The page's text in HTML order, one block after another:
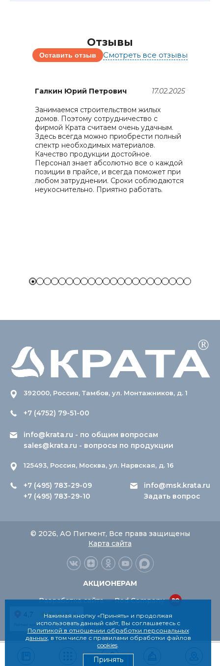
Отзывы
Оставить отзыв Смотреть все отзывы
Галкин Юрий Петрович 17.02.2025
Занимаемся строительством жилых
домов. Поэтому сотрудничество с
фирмой Крата считаем очень удачным.
Здесь всегда можно приобрести полный
спектр необходимых материалов.
Качество продукции достойное.
Персонал знает абсолютно все о каждой
позиции в прайсе, и всегда поможет при
любом затруднении. Сроки соблюдаются
неукоснительно. Приятно работать.
392000, Россия, Тамбов, ул. Монтажников, д. 1
+7 (4752) 79-51-00
info@krata.ru - по общим вопросам
sales@krata.ru - вопросы по продукции
125493, Россия, Москва, ул. Нарвская, д. 16
+7 (495) 783-29-09
+7 (495) 783-29-10
info@msk.krata.ru
Задать вопрос
© 2026, АО Пигмент, Все права защищены
Карта сайта
АКЦИОНЕРАМ
Разработка сайта — Red Company
Нажимая кнопку «Принять» и продолжая
использовать данный сайт, Вы соглашаетесь с
Политикой в отношении обработки персональных
данных, в том числе с правилами обработки файлов
cookies.
Принять